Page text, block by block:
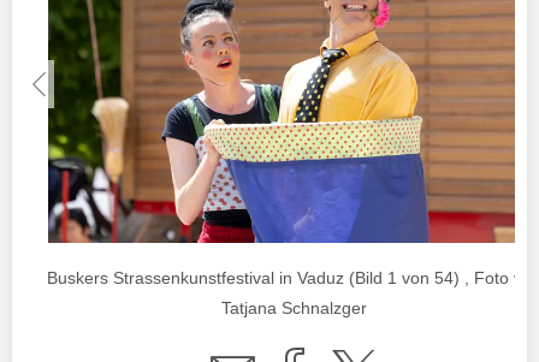
Buskers Strassenkunstfestival in Vaduz (Bild 1 von 54) , Foto
Tatjana Schnalzger